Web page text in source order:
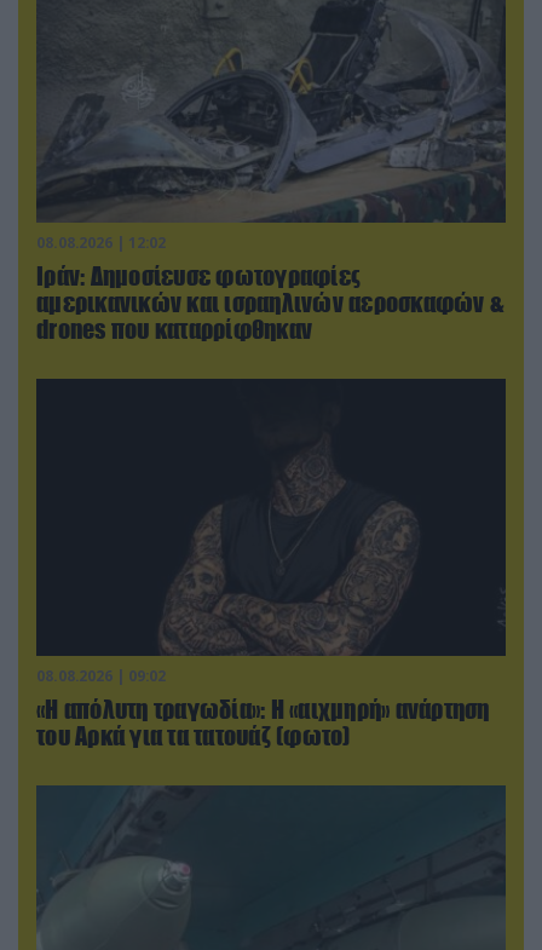
08.08.2026 | 12:02
Ιράν: Δημοσίευσε φωτογραφίες
αμερικανικών και ισραηλινών αεροσκαφών &
drones που καταρρίφθηκαν
08.08.2026 | 09:02
«Η απόλυτη τραγωδία»: Η «αιχμηρή» ανάρτηση
του Αρκά για τα τατουάζ (φωτο)